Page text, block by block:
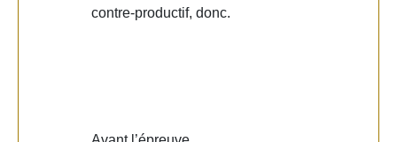
contre-productif, donc.